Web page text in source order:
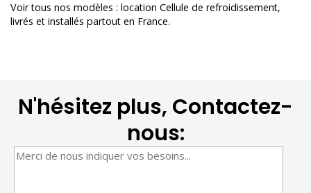
Voir tous nos modèles : location Cellule de refroidissement,
livrés et installés partout en France.
N'hésitez plus, Contactez-
nous: